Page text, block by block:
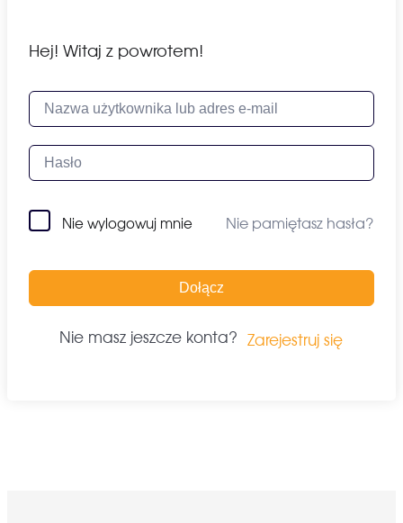
Hej! Witaj z powrotem!
Nie wylogowuj mnie Nie pamiętasz hasła?
Dołącz
Nie masz jeszcze konta? Zarejestruj się